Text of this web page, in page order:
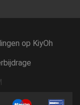
op KiyOh